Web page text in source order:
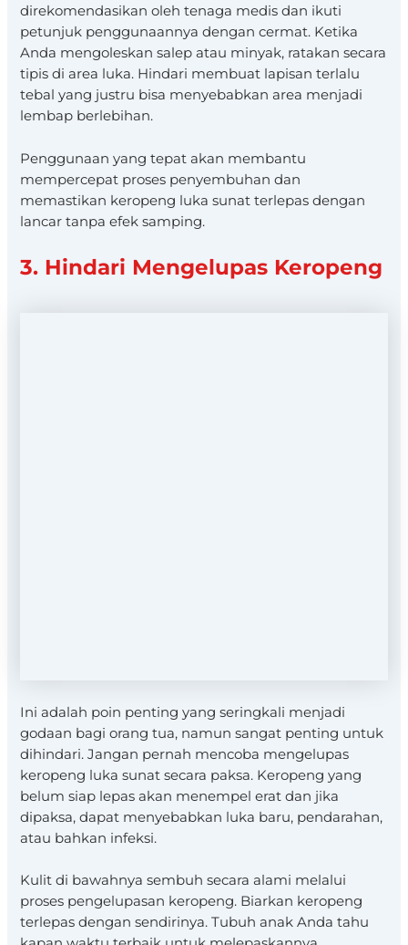
direkomendasikan oleh tenaga medis dan ikuti
petunjuk penggunaannya dengan cermat. Ketika
Anda mengoleskan salep atau minyak, ratakan secara
tipis di area luka. Hindari membuat lapisan terlalu
tebal yang justru bisa menyebabkan area menjadi
lembap berlebihan.
Penggunaan yang tepat akan membantu
mempercepat proses penyembuhan dan
memastikan keropeng luka sunat terlepas dengan
lancar tanpa efek samping.
3. Hindari Mengelupas Keropeng
Ini adalah poin penting yang seringkali menjadi
godaan bagi orang tua, namun sangat penting untuk
dihindari. Jangan pernah mencoba mengelupas
keropeng luka sunat secara paksa. Keropeng yang
belum siap lepas akan menempel erat dan jika
dipaksa, dapat menyebabkan luka baru, pendarahan,
atau bahkan infeksi.
Kulit di bawahnya sembuh secara alami melalui
proses pengelupasan keropeng. Biarkan keropeng
terlepas dengan sendirinya. Tubuh anak Anda tahu